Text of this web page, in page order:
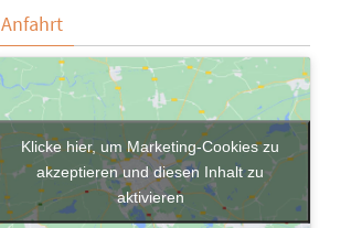
Anfahrt
Klicke hier, um Marketing-Cookies zu
akzeptieren und diesen Inhalt zu
aktivieren